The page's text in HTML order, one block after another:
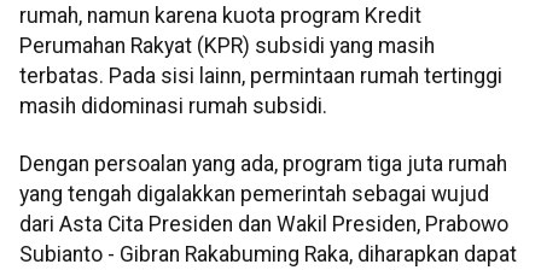
rumah, namun karena kuota program Kredit
Perumahan Rakyat (KPR) subsidi yang masih
terbatas. Pada sisi lainn, permintaan rumah tertinggi
masih didominasi rumah subsidi.
Dengan persoalan yang ada, program tiga juta rumah
yang tengah digalakkan pemerintah sebagai wujud
dari Asta Cita Presiden dan Wakil Presiden, Prabowo
Subianto - Gibran Rakabuming Raka, diharapkan dapat